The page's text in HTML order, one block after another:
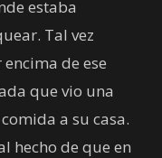
estaba
Tal vez
de ese
que vio una
a su casa.
hecho de que en